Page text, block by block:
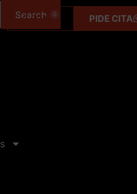
0,00€ 0 PIDE CITA